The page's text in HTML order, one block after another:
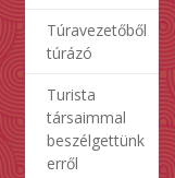
Túravezetőből
túrázó
Turista
társaimmal
beszélgettünk
erről